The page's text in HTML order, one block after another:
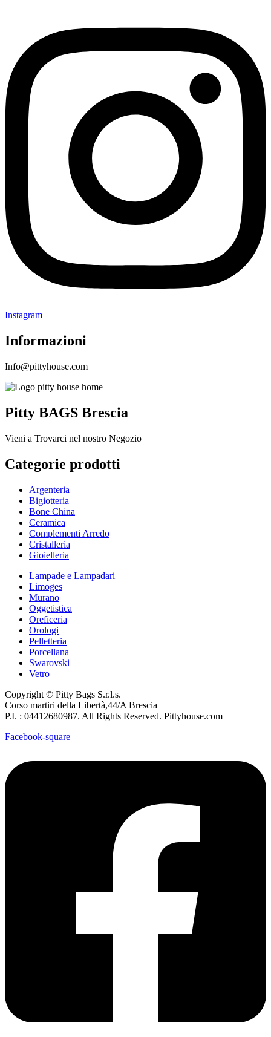
Instagram
Informazioni
Info@pittyhouse.com
Pitty BAGS Brescia
Vieni a Trovarci nel nostro Negozio
Categorie prodotti
Argenteria
Bigiotteria
Bone China
Ceramica
Complementi Arredo
Cristalleria
Gioielleria
Lampade e Lampadari
Limoges
Murano
Oggetistica
Oreficeria
Orologi
Pelletteria
Porcellana
Swarovski
Vetro
Copyright © Pitty Bags S.r.l.s.
Corso martiri della Libertà,44/A Brescia
P.I. : 04412680987. All Rights Reserved. Pittyhouse.com
Facebook-square